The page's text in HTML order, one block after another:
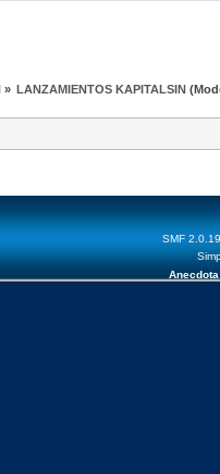
» LANZAMIENTOS KAPITALSIN
SMF 2.0.19
Anecdota